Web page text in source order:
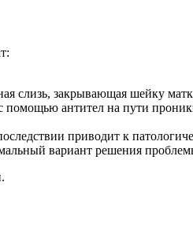
слизь, закрывающая шейку
антител на пути
приводит к
вариант решения